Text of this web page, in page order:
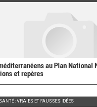
au Plan National
et repères
: VRAIES ET FAUSSES IDÉES